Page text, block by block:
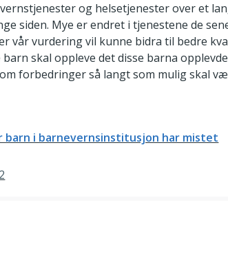
og helsetjenester over et
siden. Mye er endret i tjenestene de
vår vurdering vil kunne bidra til bedre
skal oppleve det disse barna
forbedringer så langt som mulig skal
barn i barnevernsinstitusjon har mistet